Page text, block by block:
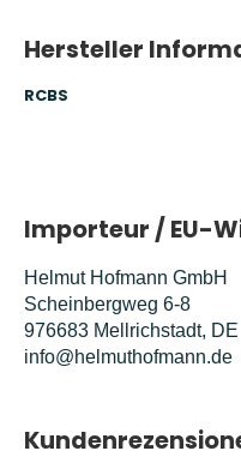
Hersteller
RCBS
Importeur / EU-
Helmut Hofmann
Scheinbergweg 6-8
976683 Mellrichstadt, DE
info@helmuthofmann.de